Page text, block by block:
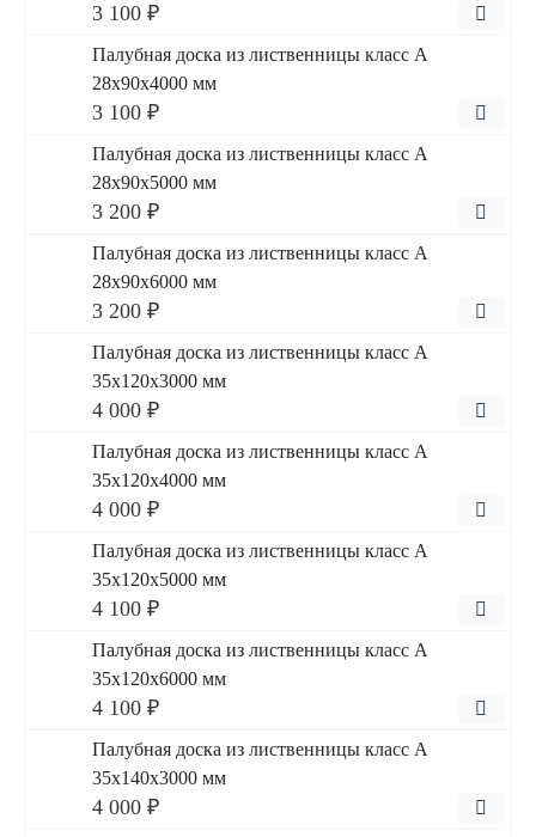
3 100 ₽
Палубная доска из лиственницы класс А
28x90x4000 мм
3 100 ₽
Палубная доска из лиственницы класс А
28x90x5000 мм
3 200 ₽
Палубная доска из лиственницы класс А
28x90x6000 мм
3 200 ₽
Палубная доска из лиственницы класс А
35x120x3000 мм
4 000 ₽
Палубная доска из лиственницы класс А
35x120x4000 мм
4 000 ₽
Палубная доска из лиственницы класс А
35x120x5000 мм
4 100 ₽
Палубная доска из лиственницы класс А
35x120x6000 мм
4 100 ₽
Палубная доска из лиственницы класс А
35x140x3000 мм
4 000 ₽